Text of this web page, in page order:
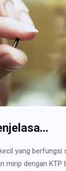
yang berfungsi
mirip dengan KTP